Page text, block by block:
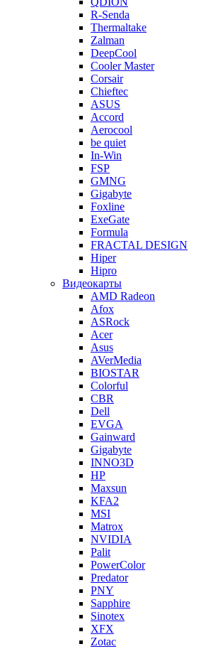
R-Senda
Thermaltake
Zalman
DeepCool
Cooler Master
Corsair
Chieftec
ASUS
Accord
Aerocool
be quiet
In-Win
FSP
GMNG
Gigabyte
Foxline
ExeGate
Formula
FRACTAL DESIGN
Hiper
Hipro
Видеокарты
AMD Radeon
Afox
ASRock
Acer
Asus
AVerMedia
BIOSTAR
Colorful
CBR
Dell
EVGA
Gainward
Gigabyte
INNO3D
HP
Maxsun
KFA2
MSI
Matrox
NVIDIA
Palit
PowerColor
Predator
PNY
Sapphire
Sinotex
XFX
Zotac